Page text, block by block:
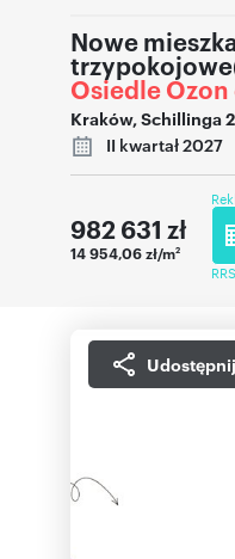
Nowe
Osiedle
Kraków,Schillinga
II kwartał 2027
982 631 zł
14 954,06 zł/m2
Udostępnij